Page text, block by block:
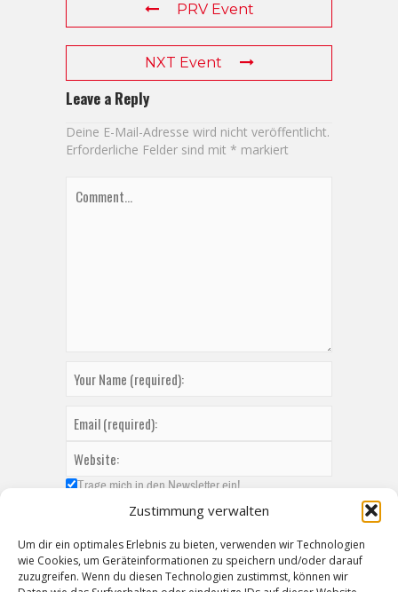
Zustimmung verwalten
Um dir ein optimales Erlebnis zu bieten, verwenden wir Technologien
wie Cookies, um Geräteinformationen zu speichern und/oder darauf
zuzugreifen. Wenn du diesen Technologien zustimmst, können wir
PRV Event
NXT Event
Leave a Reply
Deine E-Mail-Adresse wird nicht veröffentlicht.
Erforderliche Felder sind mit * markiert
Trage mich in den Newsletter ein!